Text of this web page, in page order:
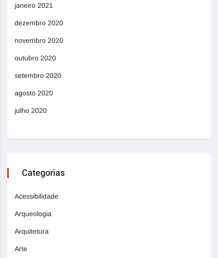
janeiro 2021
dezembro 2020
novembro 2020
outubro 2020
setembro 2020
agosto 2020
julho 2020
Categorias
Acessibilidade
Arqueologia
Arquitetura
Arte